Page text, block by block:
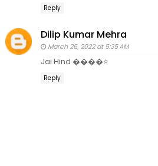
Reply
Dilip Kumar Mehra
March 26, 2022 at 5:35 AM
Jai Hind ����⭐
Reply